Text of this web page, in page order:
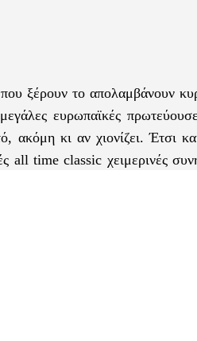
ξέρουν το απολαμβάνουν
ευρωπαϊκές
ακόμη κι αν χιονίζει. Έτσι
all time classic χειμερινές